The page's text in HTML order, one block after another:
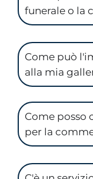
funerale o la
Come può
alla mia
Come posso
per la